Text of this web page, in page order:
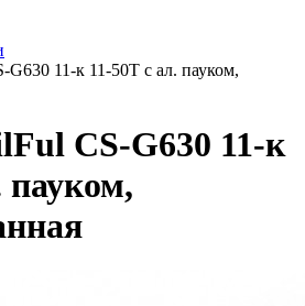
G630 11-к 11-50T c ал. пауком,
CS-G630 11-к
пауком,